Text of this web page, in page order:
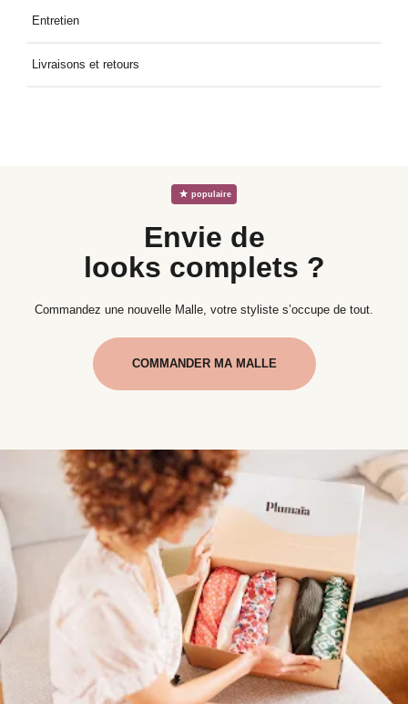
Entretien
Livraisons et retours
☆ populaire
Envie de
looks complets ?
Commandez une nouvelle Malle, votre styliste s’occupe de tout.
COMMANDER MA MALLE